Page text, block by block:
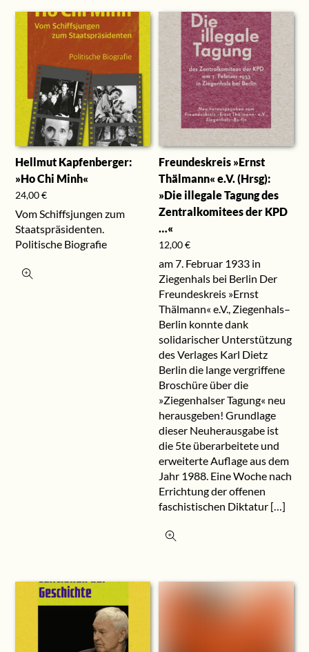
Hellmut Kapfenberger:
»Ho Chi Minh«
24,00€
Vom Schiffsjungen zum
Staatspräsidenten.
Politische Biografie
Freundeskreis »Ernst
Thälmann« e.V. (Hrsg):
»Die illegale Tagung des
Zentralkomitees der KPD
…«
12,00€
am 7. Februar 1933 in
Ziegenhals bei Berlin Der
Freundeskreis »Ernst
Thälmann« e.V., Ziegenhals–
Berlin konnte dank
solidarischer Unterstützung
des Verlages Karl Dietz
Berlin die lange vergriffene
Broschüre über die
»Ziegenhalser Tagung« neu
herausgeben! Grundlage
dieser Neuherausgabe ist
die 5te überarbeitete und
erweiterte Auflage aus dem
Jahr 1988. Eine Woche nach
Errichtung der offenen
faschistischen Diktatur […]